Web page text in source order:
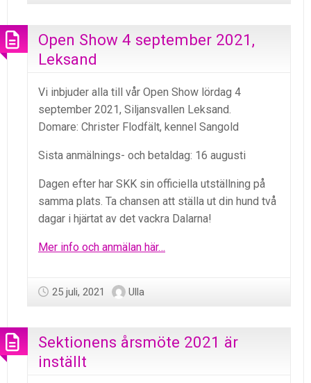
Open Show 4 september 2021,
Leksand
Vi inbjuder alla till vår Open Show lördag 4
september 2021, Siljansvallen Leksand.
Domare: Christer Flodfält, kennel Sangold
Sista anmälnings- och betaldag: 16 augusti
Dagen efter har SKK sin officiella utställning på
samma plats. Ta chansen att ställa ut din hund två
dagar i hjärtat av det vackra Dalarna!
Mer info och anmälan här…
25 juli, 2021 Ulla
Sektionens årsmöte 2021 är
inställt